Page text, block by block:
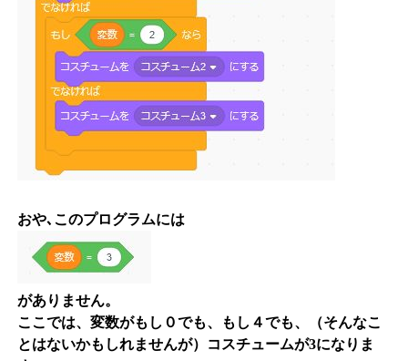
おや､このプログラムには
がありません。
ここでは、変数がもし０でも、もし４でも、（そんなこ
とはないかもしれませんが）コスチュームが3になりま